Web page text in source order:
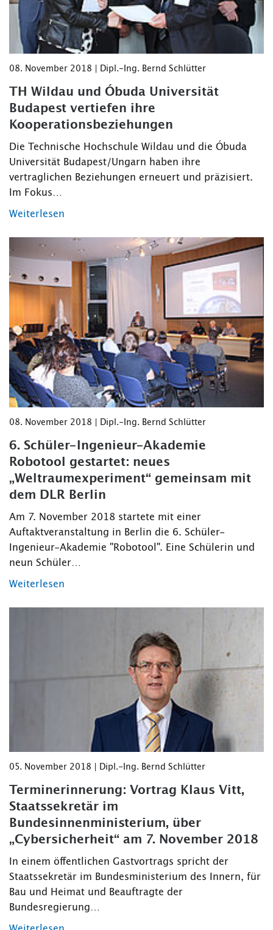
08. November 2018 | Dipl.-Ing. Bernd Schlütter
TH Wildau und Óbuda Universität
Budapest vertiefen ihre
Kooperationsbeziehungen
Die Technische Hochschule Wildau und die Óbuda
Universität Budapest/Ungarn haben ihre
vertraglichen Beziehungen erneuert und präzisiert.
Im Fokus…
Weiterlesen
08. November 2018 | Dipl.-Ing. Bernd Schlütter
6. Schüler-Ingenieur-Akademie
Robotool gestartet: neues
„Weltraumexperiment“ gemeinsam mit
dem DLR Berlin
Am 7. November 2018 startete mit einer
Auftaktveranstaltung in Berlin die 6. Schüler-
Ingenieur-Akademie "Robotool". Eine Schülerin und
neun Schüler…
Weiterlesen
05. November 2018 | Dipl.-Ing. Bernd Schlütter
Terminerinnerung: Vortrag Klaus Vitt,
Staatssekretär im
Bundesinnenministerium, über
„Cybersicherheit“ am 7. November 2018
In einem öffentlichen Gastvortrags spricht der
Staatssekretär im Bundesministerium des Innern, für
Bau und Heimat und Beauftragte der
Bundesregierung…